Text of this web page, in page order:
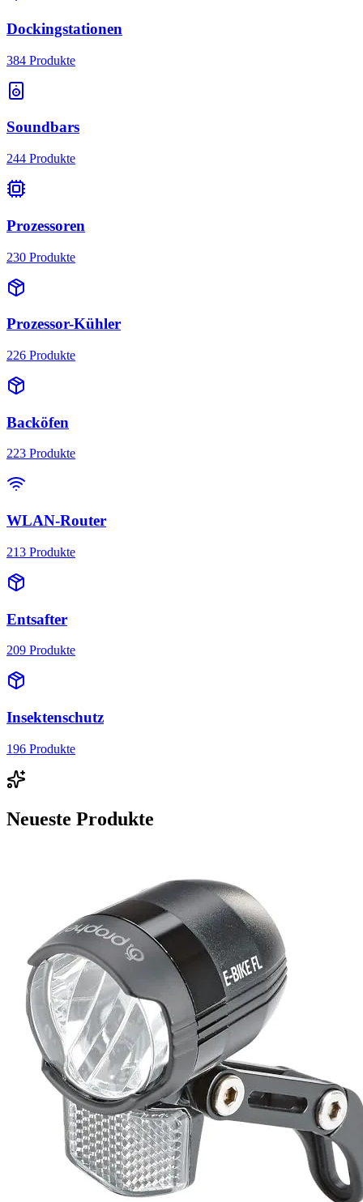
Dockingstationen
384 Produkte
Soundbars
244 Produkte
Prozessoren
230 Produkte
Prozessor-Kühler
226 Produkte
Backöfen
223 Produkte
WLAN-Router
213 Produkte
Entsafter
209 Produkte
Insektenschutz
196 Produkte
Neueste Produkte